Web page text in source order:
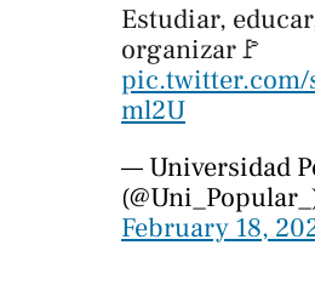
Estudiar,
organizar🚩
pic.twitter.com/
ml2U
— Universidad
February 18,